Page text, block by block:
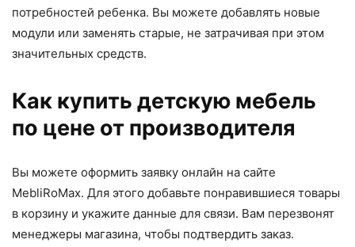
потребностей ребенка. Вы можете добавлять новые
модули или заменять старые, не затрачивая при этом
значительных средств.
Как купить детскую мебель
по цене от производителя
Вы можете оформить заявку онлайн на сайте
MebliRoMax. Для этого добавьте понравившиеся товары
в корзину и укажите данные для связи. Вам перезвонят
менеджеры магазина, чтобы подтвердить заказ.